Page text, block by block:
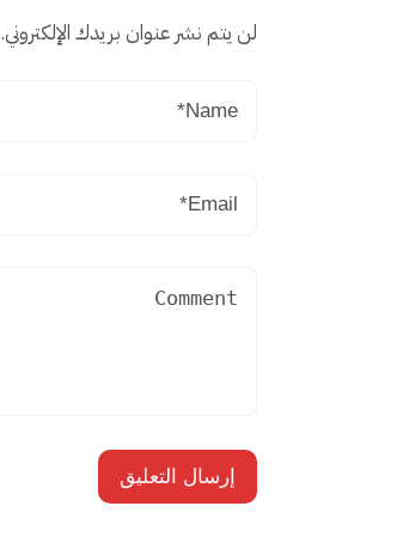
لن يتم نشر عنوان بريدك الإلكتروني.